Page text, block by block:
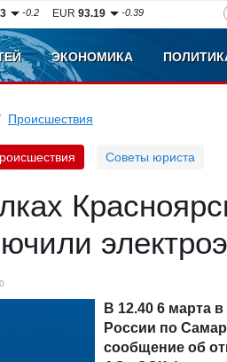
-0.2 EUR93.19 -0.39
ЭКОНОМИКА
Происшествия
Советы юриста
В 12.40 6 марта
России по
сообщение об